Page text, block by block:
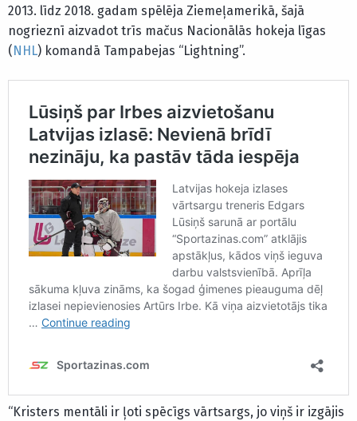
2013. līdz 2018. gadam spēlēja Ziemeļamerikā, šajā
nogrieznī aizvadot trīs mačus Nacionālās hokeja līgas
( NHL) komandā Tampabejas “Lightning”.
“Kristers mentāli ir ļoti spēcīgs vārtsargs, jo viņš ir izgājis